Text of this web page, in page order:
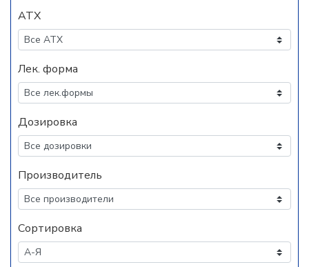
АТХ
Лек. форма
Дозировка
Производитель
Сортировка